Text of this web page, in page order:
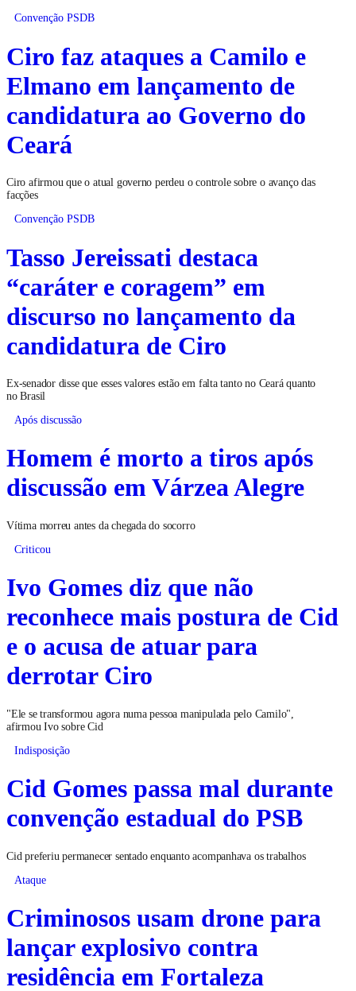
Convenção PSDB
Ciro faz ataques a Camilo e
Elmano em lançamento de
candidatura ao Governo do
Ceará
Ciro afirmou que o atual governo perdeu o controle sobre o avanço das
facções
Convenção PSDB
Tasso Jereissati destaca
“caráter e coragem” em
discurso no lançamento da
candidatura de Ciro
Ex-senador disse que esses valores estão em falta tanto no Ceará quanto
no Brasil
Após discussão
Homem é morto a tiros após
discussão em Várzea Alegre
Vítima morreu antes da chegada do socorro
Criticou
Ivo Gomes diz que não
reconhece mais postura de Cid
e o acusa de atuar para
derrotar Ciro
"Ele se transformou agora numa pessoa manipulada pelo Camilo",
afirmou Ivo sobre Cid
Indisposição
Cid Gomes passa mal durante
convenção estadual do PSB
Cid preferiu permanecer sentado enquanto acompanhava os trabalhos
Ataque
Criminosos usam drone para
lançar explosivo contra
residência em Fortaleza